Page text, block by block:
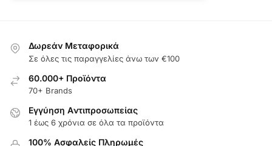
Δωρεάν Μεταφορικά
Σε όλες τις παραγγελίες άνω των €100
60.000+ Προϊόντα
70+ Brands
Εγγύηση Aντιπροσωπείας
1 έως 6 χρόνια σε όλα τα προϊόντα
100% Ασφαλείς Πληρωμές